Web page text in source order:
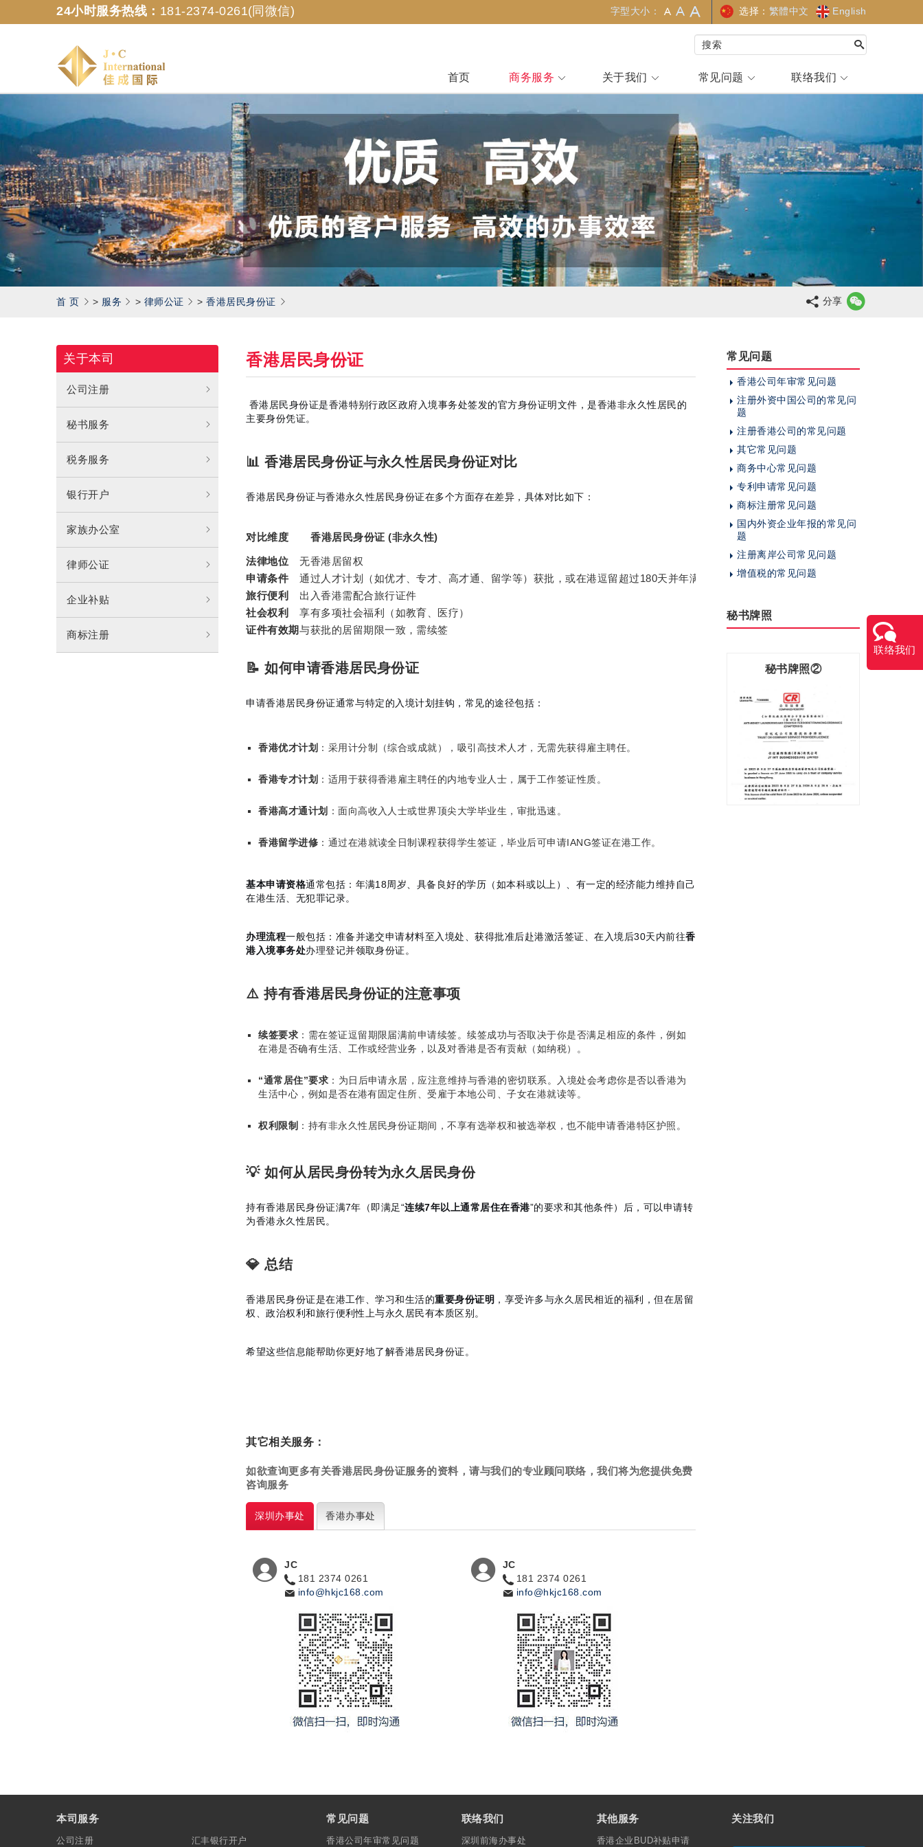
24小时服务热线： 181-2374-0261(同微信) 字型大小： 选择： 繁體中文 English
佳
国
商
港)
有
限
公
司
首页 商务服务 关于我们 常见问题 联络我们
首 页 > 服务 > 律师公证 >香港居民身份证 分享
关于本司
公司注册
秘书服务
税务服务
银行开户
家族办公室
律师公证
企业补贴
商标注册
香港居民身份证
香港居民身份证是香港特别行政区政府 入境事务处签发的官方身份证明文件，是香港非永久性居民的
主要身份凭证。
📊 香港居民身份证与永久性居民身份证对比
香港居民身份证与香港永久性居民身份证在多个方面存在差异，具体对比如下：
对比维度 香港居民身份证 (非永久性) 香港永久性居民身份证
法律地位 无香港居留权
拥有香港居留权
申请条件
通过人才计划（如优才、专才、高才通、留学等）获批，或在港逗留超过180天并年满11岁
通常需持居民身份证满7年并符合"通常居
旅行便利
出入香港需配合旅行证件
社会权利
享有多项社会福利（如教育、医疗）
享有全部社会福利，包括选举权、被选举
证件有效期与获批的居留期限一致，需续签 长期有效（通常无需更换，除非遗失或个
📝 如何申请香港居民身份证
申请香港居民身份证通常与特定的入境计划挂钩，常见的途径包括：
香港优才计划 ：采用计分制（综合或成就），吸引高技术人才，无需先获得雇主聘任。
香港专才计划 ：适用于获得香港雇主聘任的内地专业人士，属于工作签证性质。
香港高才通计划 ：面向高收入人士或世界顶尖大学毕业生，审批迅速。
香港留学进修 ：通过在港就读全日制课程获得学生签证，毕业后可申请IANG签证在港工作。
基本申请资格通常包括：年满18周岁、具备良好的学历（如本科或以上）、有一定的经济能力维持自己
在港生活、无犯罪记录。
办理流程一般包括：准备并递交申请材料至入境处、获得批准后赴港激活签证、在入境后30天内前往香
港入境事务处办理登记并领取身份证。
⚠️ 持有香港居民身份证的注意事项
续签要求 ：需在签证逗留期限届满前申请续签。续签成功与否取决于你是否满足相应的条件，例如
在港是否确有生活、工作或经营业务，以及对香港是否有贡献（如纳税）。
“通常居住”要求 ：为日后申请永居，应注意维持与香港的密切联系。入境处会考虑你是否以香港为
生活中心，例如是否在港有固定住所、受雇于本地公司、子女在港就读等。
权利限制 ：持有非永久性居民身份证期间，不享有选举权和被选举权，也不能申请香港特区护照。
💡 如何从居民身份转为永久居民身份
持有香港居民身份证满7年（即满足“连续7年以上通常居住在香港”的要求和其他条件）后，可以申请转
为香港永久性居民。
💎 总结
香港居民身份证是在港工作、学习和生活的重要身份证明 ，享受许多与永久居民相近的福利，但在居留
权、政治权利和旅行便利性上与永久居民有本质区别。
希望这些信息能帮助你更好地了解香港居民身份证。
其它相关服务：
如欲查询更多有关香港居民身份证服务的资料，请与我们的专业顾问联络，我们将为您提供免费
咨询服务
深圳 办事处 香港办事处
JC
181 2374 0261
info@hkjc168.com
JC
181 2374 0261
info@hkjc168.com
常见问题
香港公司年审常见问题
注册外资中国公司的常见问
题
注册香港公司的常见问题
其它常见问题
商务中心常见问题
专利申请常见问题
商标注册常见问题
国内外资企业年报的常见问
题
注册离岸公司常见问题
增值税的常见问题
秘书牌照
秘书牌照② 秘书
联络我们
本司服务
公司注册 汇丰银行开户
常见问题
香港公司年审常见问题
联络我们
深圳前海办事处
其他服务
香港企业BUD补贴申请
关注我们